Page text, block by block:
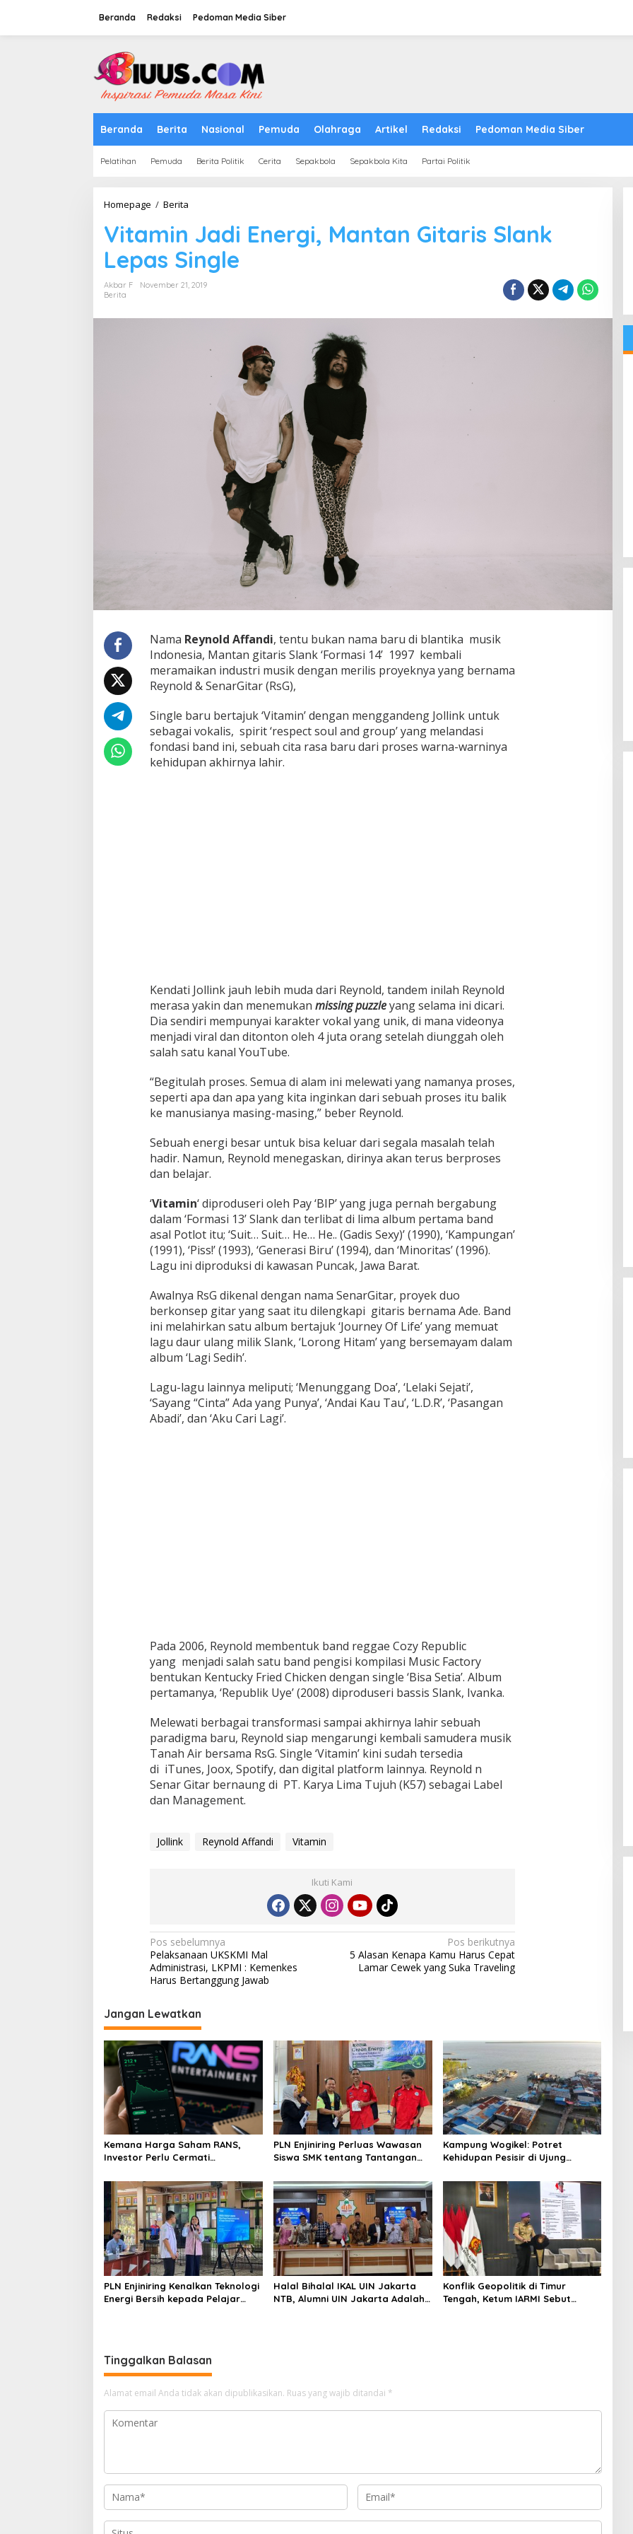
Beranda Redaksi Pedoman Media Siber
Beranda Berita Nasional Pemuda Olahraga Artikel Redaksi Pedoman Media Siber
Pelatihan Pemuda Berita Politik Cerita Sepakbola Sepakbola Kita Partai Politik
Homepage / Berita
Energi,
Mantan
Gitaris
Slank
Lepas
Single
Vitamin Jadi Energi, Mantan Gitaris Slank
Lepas Single
Akbar F
November 21, 2019
Berita
Nama Reynold Affandi, tentu bukan nama baru di blantika musik
Indonesia, Mantan gitaris Slank ‘Formasi 14’ 1997 kembali
meramaikan industri musik dengan merilis proyeknya yang bernama
Reynold & SenarGitar (RsG),
Single baru bertajuk ‘Vitamin’ dengan menggandeng Jollink untuk
sebagai vokalis, spirit ‘respect soul and group’ yang melandasi
fondasi band ini, sebuah cita rasa baru dari proses warna-warninya
kehidupan akhirnya lahir.
Kendati Jollink jauh lebih muda dari Reynold, tandem inilah Reynold
merasa yakin dan menemukan missing puzzleyang selama ini dicari.
Dia sendiri mempunyai karakter vokal yang unik, di mana videonya
menjadi viral dan ditonton oleh 4 juta orang setelah diunggah oleh
salah satu kanal YouTube.
“Begitulah proses. Semua di alam ini melewati yang namanya proses,
seperti apa dan apa yang kita inginkan dari sebuah proses itu balik
ke manusianya masing-masing,” beber Reynold.
Sebuah energi besar untuk bisa keluar dari segala masalah telah
hadir. Namun, Reynold menegaskan, dirinya akan terus berproses
dan belajar.
‘Vitamin‘ diproduseri oleh Pay ‘BIP’ yang juga pernah bergabung
dalam ‘Formasi 13’ Slank dan terlibat di lima album pertama band
asal Potlot itu; ‘Suit… Suit… He… He.. (Gadis Sexy)’ (1990), ‘Kampungan’
(1991), ‘Piss!’ (1993), ‘Generasi Biru’ (1994), dan ‘Minoritas’ (1996).
Lagu ini diproduksi di kawasan Puncak, Jawa Barat.
Awalnya RsG dikenal dengan nama SenarGitar, proyek duo
berkonsep gitar yang saat itu dilengkapi gitaris bernama Ade. Band
ini melahirkan satu album bertajuk ‘Journey Of Life’ yang memuat
lagu daur ulang milik Slank, ‘Lorong Hitam’ yang bersemayam dalam
album ‘Lagi Sedih’.
Lagu-lagu lainnya meliputi; ‘Menunggang Doa’, ‘Lelaki Sejati’,
‘Sayang “Cinta” Ada yang Punya’, ‘Andai Kau Tau’, ‘L.D.R’, ‘Pasangan
Abadi’, dan ‘Aku Cari Lagi’.
Pada 2006, Reynold membentuk band reggae Cozy Republic
yang menjadi salah satu band pengisi kompilasi Music Factory
bentukan Kentucky Fried Chicken dengan single ‘Bisa Setia’. Album
pertamanya, ‘Republik Uye’ (2008) diproduseri bassis Slank, Ivanka.
Melewati berbagai transformasi sampai akhirnya lahir sebuah
paradigma baru, Reynold siap mengarungi kembali samudera musik
Tanah Air bersama RsG. Single ‘Vitamin’ kini sudah tersedia
di iTunes, Joox, Spotify, dan digital platform lainnya. Reynold n
Senar Gitar bernaung di PT. Karya Lima Tujuh (K57) sebagai Label
dan Management.
Jollink Reynold Affandi Vitamin
Ikuti Kami
Navigasi
pos
Pos sebelumnya
Pelaksanaan UKSKMI Mal
Administrasi, LKPMI : Kemenkes
Harus Bertanggung Jawab
Pos berikutnya
5 Alasan Kenapa Kamu Harus Cepat
Lamar Cewek yang Suka Traveling
Jangan Lewatkan
Kemana Harga Saham RANS,
Investor Perlu Cermati
Spekulasi Berlebihan
PLN Enjiniring Perluas Wawasan
Siswa SMK tentang Tantangan
Kampung Wogikel: Potret
Kehidupan Pesisir di Ujung
Tengah Keterbatasan
PLN Enjiniring Kenalkan Teknologi
Energi Bersih kepada Pelajar
Halal Bihalal IKAL UIN Jakarta
NTB, Alumni UIN Jakarta Adalah
Konflik Geopolitik di Timur
Tengah, Ketum IARMI Sebut
Tinggalkan Balasan
Alamat email Anda tidak akan dipublikasikan. Ruas yang wajib ditandai *
Enam Pejabat Baru Resmi Dilantik
di Kejati Kepri oleh J. Devy